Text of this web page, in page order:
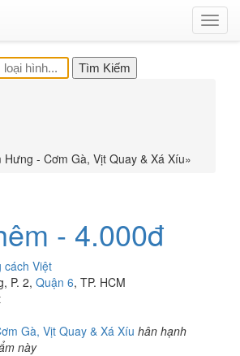
- Cơm Gà, Vịt Quay & Xá Xíu»
- 4.000đ
cách Việt
P. 2, Quận 6, TP. HCM
Gà, Vịt Quay & Xá Xíu hân hạnh
này